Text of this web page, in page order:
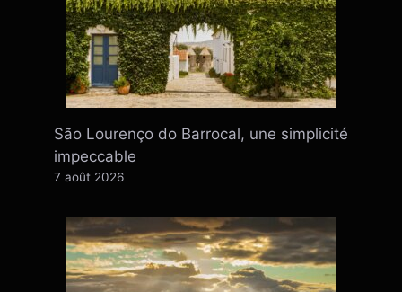
São Lourenço do Barrocal, une simplicité
impeccable
7 août 2026